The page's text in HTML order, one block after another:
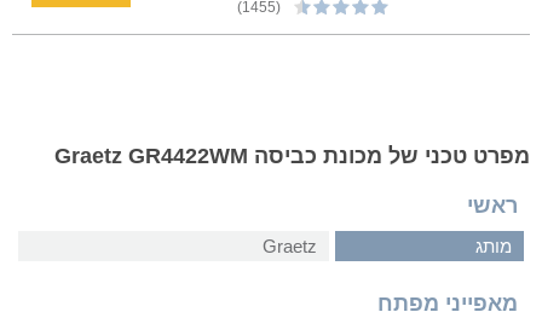
(1455)
מפרט טכני של מכונת כביסה Graetz GR4422WM
ראשי
מותג Graetz
מאפייני מפתח